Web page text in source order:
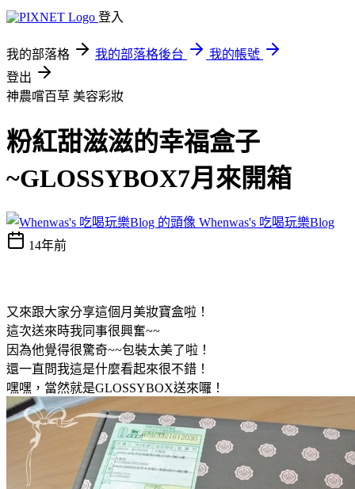
登入
我的部落格 我的部落格後台
我的帳號
登出
神農嚐百草 美容彩妝
粉紅甜滋滋的幸福盒子
~GLOSSYBOX7月來開箱
Whenwas's 吃喝玩樂Blog
14年前
又來跟大家分享這個月美妝寶盒啦！
這次送來時我同事很興奮~~
因為他覺得很驚奇~~包裝太美了啦！
還一直問我這是什麼看起來很不錯！
嘿嘿，當然就是GLOSSYBOX送來囉！